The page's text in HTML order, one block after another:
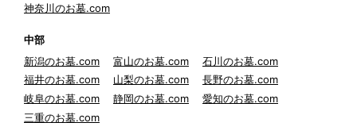
神奈川のお墓.com
中部
新潟のお墓.com
富山のお墓.com
石川のお墓.com
福井のお墓.com
山梨のお墓.com
長野のお墓.com
岐阜のお墓.com
静岡のお墓.com
愛知のお墓.com
三重のお墓.com